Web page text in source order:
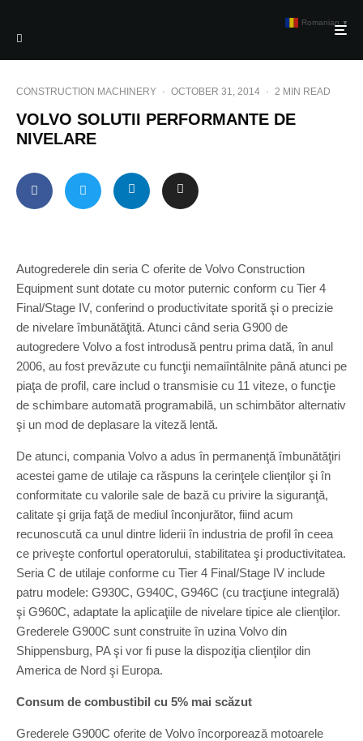
CONSTRUCTION MACHINERY · OCTOBER 31, 2014 · 2 MIN READ
VOLVO SOLUTII PERFORMANTE DE
NIVELARE
Autogrederele din seria C oferite de Volvo Construction
Equipment sunt dotate cu motor puternic conform cu Tier 4
Final/Stage IV, conferind o productivitate sporită şi o precizie
de nivelare îmbunătăţită. Atunci când seria G900 de
autogredere Volvo a fost introdusă pentru prima dată, în anul
2006, au fost prevăzute cu funcţii nemaiîntâlnite până atunci pe
piaţa de profil, care includ o transmisie cu 11 viteze, o funcţie
de schimbare automată programabilă, un schimbător alternativ
şi un mod de deplasare la viteză lentă.
De atunci, compania Volvo a adus în permanenţă îmbunătăţiri
acestei game de utilaje ca răspuns la cerinţele clienţilor şi în
conformitate cu valorile sale de bază cu privire la siguranţă,
calitate şi grija faţă de mediul înconjurător, fiind acum
recunoscută ca unul dintre liderii în industria de profil în ceea
ce priveşte confortul operatorului, stabilitatea şi productivitatea.
Seria C de utilaje conforme cu Tier 4 Final/Stage IV include
patru modele: G930C, G940C, G946C (cu tracţiune integrală)
şi G960C, adaptate la aplicaţiile de nivelare tipice ale clienţilor.
Grederele G900C sunt construite în uzina Volvo din
Shippensburg, PA şi vor fi puse la dispoziţia clienţilor din
America de Nord şi Europa.
Consum de combustibil cu 5% mai scăzut
Grederele G900C oferite de Volvo încorporează motoarele
Romanian ▼